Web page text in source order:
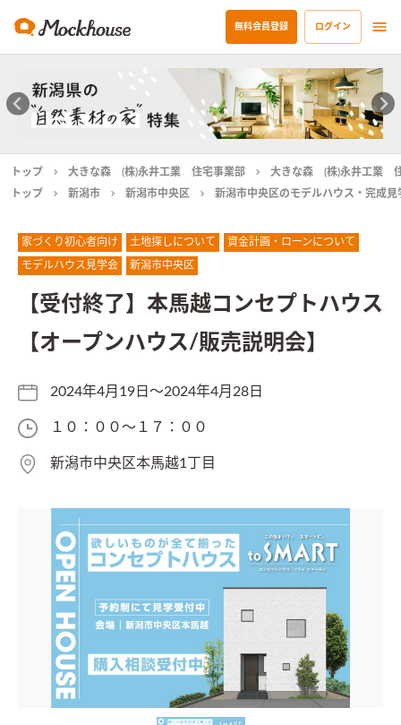
無料会員登録 ログイン
トップ 大きな森 (株)永井工業 住宅事業部
大きな森 (株)永井工業 住
トップ
新潟市 新潟市中央区 新潟市中央区のモデルハウス・完成見
家づくり初心者向け 土地探しについて 資金計画・ローンについて
モデルハウス見学会 新潟市中央区
【受付終了】 本馬越コンセプトハウス
【オープンハウス/販売説明会】
2024年4月19日〜2024年4月28日
１０：００～１７：００
新潟市中央区本馬越1丁目